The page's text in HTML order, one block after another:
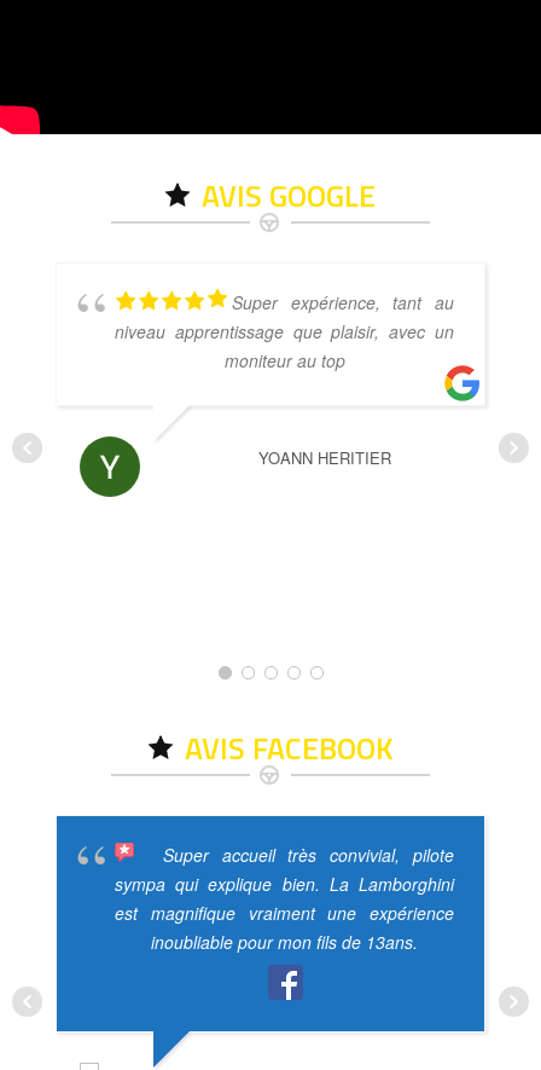
AVIS GOOGLE
Super expérience, tant au
niveau apprentissage que plaisir, avec un
moniteur au top
YOANN HERITIER
AVIS FACEBOOK
Super accueil très convivial, pilote
sympa qui explique bien. La Lamborghini
est magnifique vraiment une expérience
inoubliable pour mon fils de 13ans.